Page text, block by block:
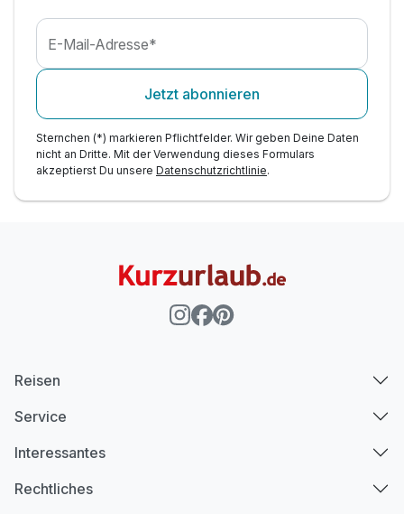
E-Mail-Adresse*
Jetzt abonnieren
Sternchen (*) markieren Pflichtfelder. Wir geben Deine Daten
nicht an Dritte. Mit der Verwendung dieses Formulars
akzeptierst Du unsere Datenschutzrichtlinie.
Reisen
Service
Interessantes
Rechtliches